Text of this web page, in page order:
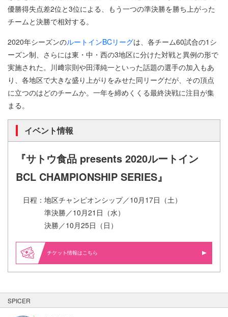
優勝得失点差2位と3位による、もう一つの準決勝を勝ち上がった
チームと決勝で相対する。
2020年シーズンのルートインBCリーグは、各チーム60試合の1シ
ーズン制、さらには東・中・西の3地区に分けた対戦と異例の形で
実施された。川﨑宗則や田澤純一といった話題の選手の加入もあ
り、各地区で大きな盛り上がりをみせた同リーグだが、その頂点
に立つのはどのチームか。一年を締めくくる最終決戦に注目が集
まる。
イベント情報
『サトウ食品 presents 2020ルートイン
BCL CHAMPIONSHIP SERIES​』
日程：地区チャンピオンシップ／10月17日（土）
準決勝／10月21日（水）
決勝／10月25日（日）
情報はこちら
SPICER